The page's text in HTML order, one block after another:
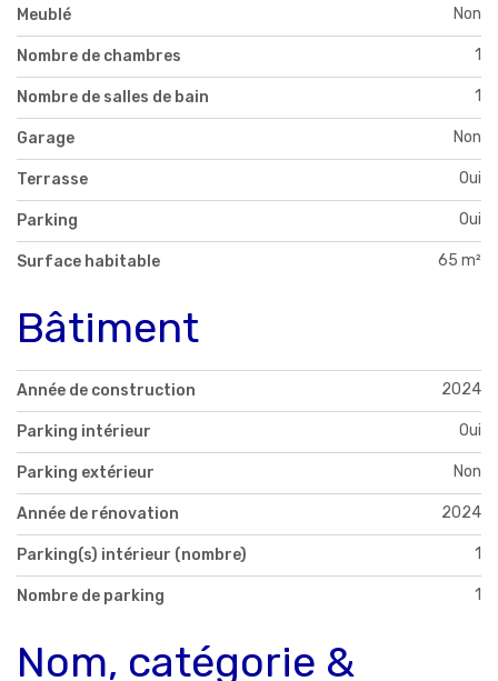
Meublé Non
Nombre de chambres 1
Nombre de salles de bain 1
Garage Non
Terrasse Oui
Parking Oui
Surface habitable 65 m²
Bâtiment
Année de construction 2024
Parking intérieur Oui
Parking extérieur Non
Année de rénovation 2024
Parking(s) intérieur (nombre) 1
Nombre de parking 1
Nom, catégorie &